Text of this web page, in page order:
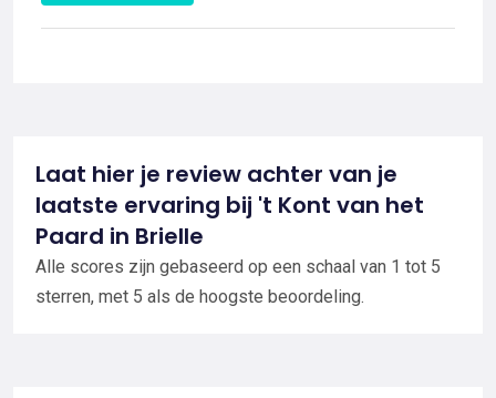
Laat hier je review achter van je
laatste ervaring bij 't Kont van het
Paard in Brielle
Alle scores zijn gebaseerd op een schaal van 1 tot 5
sterren, met 5 als de hoogste beoordeling.